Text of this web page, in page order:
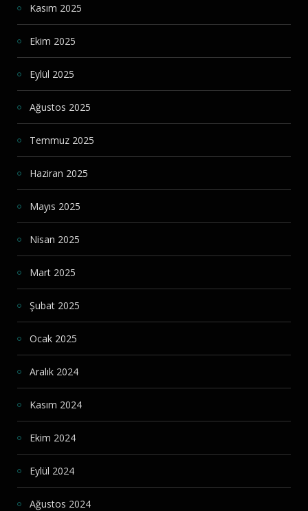
Kasım 2025
Ekim 2025
Eylül 2025
Ağustos 2025
Temmuz 2025
Haziran 2025
Mayıs 2025
Nisan 2025
Mart 2025
Şubat 2025
Ocak 2025
Aralık 2024
Kasım 2024
Ekim 2024
Eylül 2024
Ağustos 2024